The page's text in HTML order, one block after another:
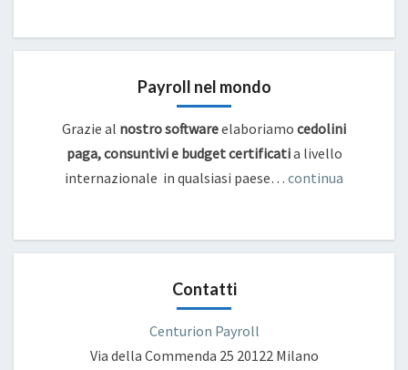
Payroll nel mondo
Grazie al nostro softwareelaboriamo cedolini
paga, consuntivi e budget certificatia livello
internazionale in qualsiasi paese… continua
Contatti
Centurion Payroll
Via della Commenda 25 20122 Milano